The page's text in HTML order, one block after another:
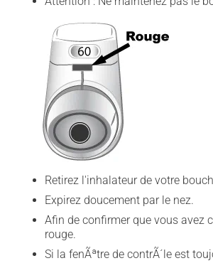
Retirez l'inhalateur de votre
Expirez doucement par le nez.
Afin de confirmer que vous avez
rouge.
Si la fenÃªtre de contrÃ´le est